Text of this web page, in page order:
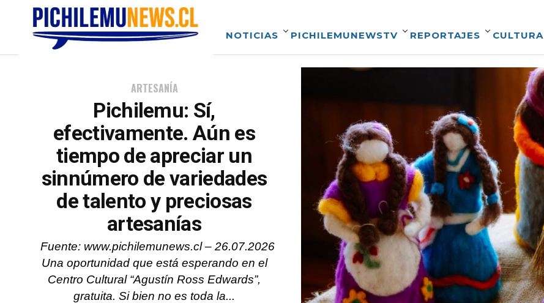
NOTICIAS PICHILEMUNEWSTV REPORTAJES CULTURA
ARTESANÍA
Pichilemu: Sí,
efectivamente. Aún es
tiempo de apreciar un
sinnúmero de variedades
de talento y preciosas
artesanías
Fuente: www.pichilemunews.cl – 26.07.2026
Una oportunidad que está esperando en el
Centro Cultural “Agustín Ross Edwards”,
gratuita. Si bien no es toda la...